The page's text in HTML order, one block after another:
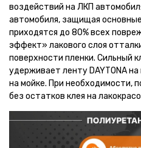
воздействий на ЛКП
автомобиля, защищая
приходятся до 80% всех
эффект» лакового слоя
поверхности пленки. Сильный
удерживает ленту DAYTONA
на мойке. При необходимости,
без остатков клея на